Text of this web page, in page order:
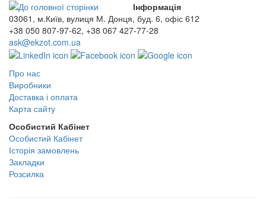
03061, м.Київ, вулиця М. Донця, буд. 6, офіс 612
+38 050 807-97-62, +38 067 427-77-28
ask@ekzot.com.ua
Інформація
Про нас
Виробники
Доставка і оплата
Карта сайту
Особистий Кабінет
Особистий Кабінет
Історія замовлень
Закладки
Розсилка